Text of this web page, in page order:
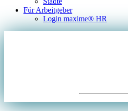
Für Arbeitgeber
Login maxime® HR